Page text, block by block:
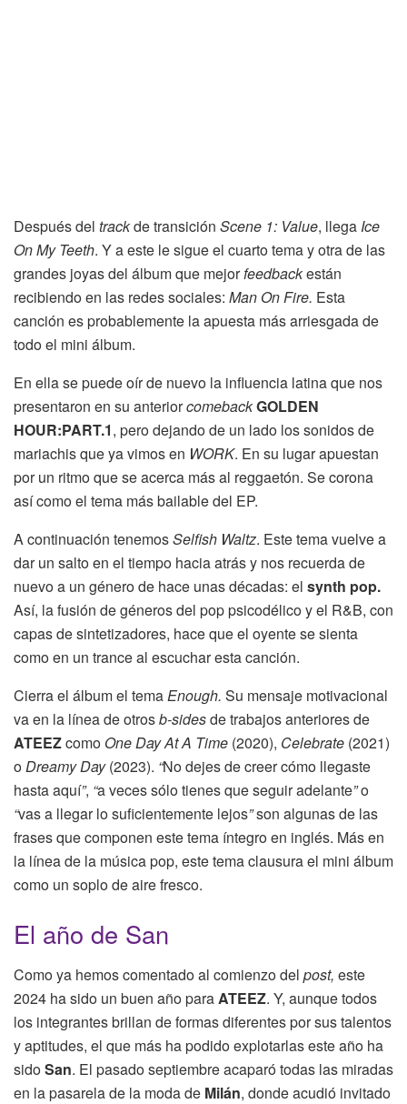
Después del trackde transición Scene 1: Value, llega Ice
On My Teeth. Y a este le sigue el cuarto tema y otra de las
grandes joyas del álbum que mejorfeedbackestán
recibiendo en las redes sociales: Man On Fire. Esta
canción es probablemente la apuesta más arriesgada de
todo el mini álbum.
En ella se puede oír de nuevo la influencia latina que nos
presentaron en su anteriorcomebackGOLDEN
HOUR:PART.1, pero dejando de un lado los sonidos de
mariachis que ya vimos en WORK. En su lugar apuestan
por un ritmo que se acerca más al reggaetón. Se corona
así como el tema más bailable del EP.
A continuación tenemosSelfish Waltz. Este tema vuelve a
dar un salto en el tiempo hacia atrás y nos recuerda de
nuevo a un género de hace unas décadas: el synth pop.
Así, la fusión de géneros del pop psicodélico y el R&B, con
capas de sintetizadores, hace que el oyente se sienta
como en un trance al escuchar esta canción.
Cierra el álbum el temaEnough. Su mensaje motivacional
va en la línea de otrosb-sidesde trabajos anteriores de
ATEEZcomo One Day At A Time (2020), Celebrate (2021)
oDreamy Day(2023). “No dejes de creer cómo llegaste
hasta aquí”, “a veces sólo tienes que seguir adelante”o
“vas a llegar lo suficientemente lejos”son algunas de las
frases que componen este tema íntegro en inglés. Más en
la línea de la música pop, este tema clausura el mini álbum
como un soplo de aire fresco.
El año de San
Como ya hemos comentado al comienzo del post, este
2024 ha sido un buen año paraATEEZ. Y, aunque todos
los integrantes brillan de formas diferentes por sus talentos
y aptitudes, el que más ha podido explotarlas este año ha
sidoSan. El pasado septiembre acaparó todas las miradas
en la pasarela de la moda de Milán, donde acudió invitado